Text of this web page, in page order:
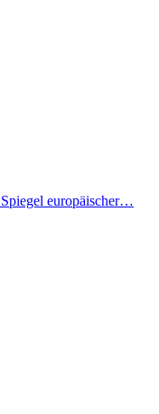
europäischer…